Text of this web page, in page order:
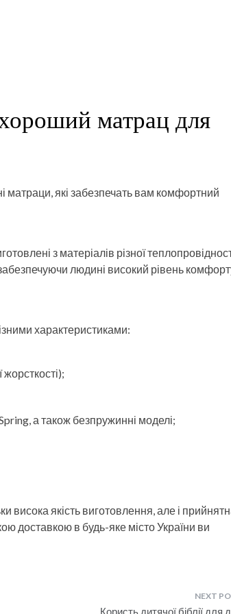
матрац для
матраци, які забезпечать вам комфортний
з матеріалів різної
людині високий рівень
характеристиками:
а також безпружинні моделі;
висока якість виготовлення, але і
доставкою в будь-яке місто України ви
Користь дитячої біблії для